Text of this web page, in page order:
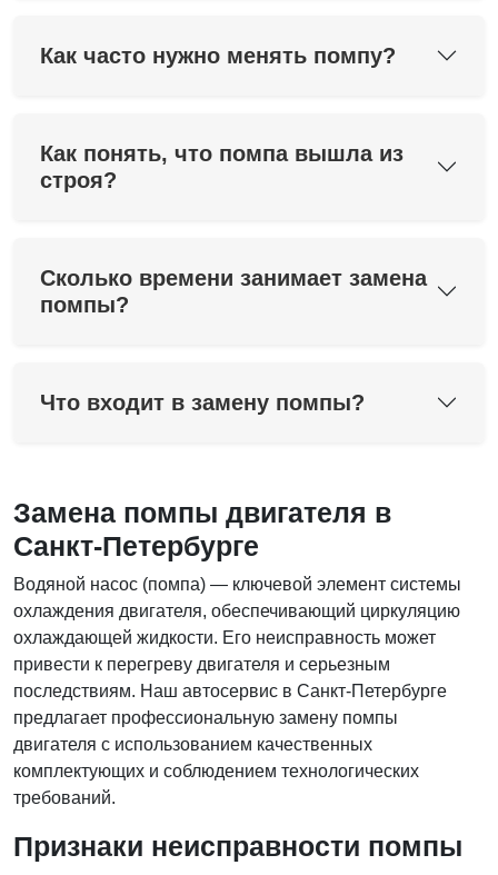
Как часто нужно менять помпу?
Как понять, что помпа вышла из
строя?
Сколько времени занимает замена
помпы?
Что входит в замену помпы?
Замена помпы двигателя в
Санкт-Петербурге
Водяной насос (помпа) — ключевой элемент системы
охлаждения двигателя, обеспечивающий циркуляцию
охлаждающей жидкости. Его неисправность может
привести к перегреву двигателя и серьезным
последствиям. Наш автосервис в Санкт-Петербурге
предлагает профессиональную замену помпы
двигателя с использованием качественных
комплектующих и соблюдением технологических
требований.
Признаки неисправности помпы